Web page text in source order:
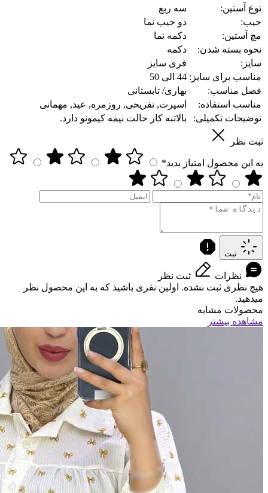
نوع آستین:
سه ربع
جیب:
دو جیب نما
مچ آستین:
دکمه نما
نحوه بسته شدن:
دکمه
سایز:
فری سایز
مناسب برای سایز: 44 الی 50
فصل مناسب:
بهاری/ تابستانی
مناسب استفاده:
اسپرت, تفریحی, روزمره, عید, مهمانی
توضیحات تکمیلی:
بالاتنه کار حالت نیمه کیمونو دارد.
ثبت نظر
به این محصول امتیاز بدید*
ثبت
نظرات
ثبت نظر
هیچ نظری ثبت نشده. اولین نفری باشید که به این محصول نظر
میدهید.
محصولات مشابه
مشاهده بیشتر